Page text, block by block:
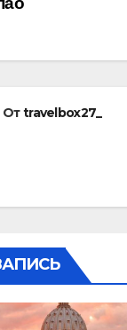
Отtravelbox27_